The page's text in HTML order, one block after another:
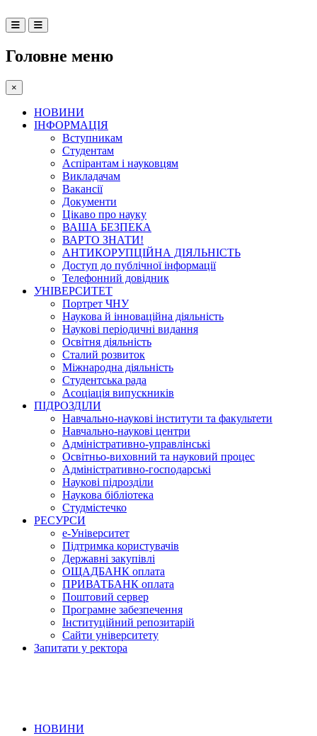
Головне меню
×
НОВИНИ
ІНФОРМАЦІЯ
Вступникам
Студентам
Аспірантам і науковцям
Викладачам
Вакансії
Документи
Цікаво про науку
ВАША БЕЗПЕКА
ВАРТО ЗНАТИ!
АНТИКОРУПЦІЙНА ДІЯЛЬНІСТЬ
Доступ до публічної інформації
Телефонний довідник
УНІВЕРСИТЕТ
Портрет ЧНУ
Наукова й інноваційна діяльність
Наукові періодичні видання
Освітня діяльність
Сталий розвиток
Міжнародна діяльність
Студентська рада
Асоціація випускників
ПІДРОЗДІЛИ
Навчально-наукові інститути та факультети
Навчально-наукові центри
Адміністративно-управлінські
Освітньо-виховний та науковий процес
Адміністративно-господарські
Наукові підрозділи
Наукова бібліотека
Студмістечко
РЕСУРСИ
е-Університет
Підтримка користувачів
Державні закупівлі
ОЩАДБАНК оплата
ПРИВАТБАНК оплата
Поштовий сервер
Програмне забезпечення
Інституційний репозитарій
Сайти університету
Запитати у ректора
НОВИНИ